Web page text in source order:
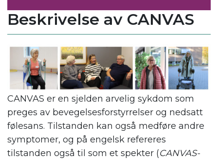
Beskrivelse av CANVAS
CANVAS er en sjelden arvelig sykdom som
preges av bevegelsesforstyrrelser og nedsatt
følesans. Tilstanden kan også medføre andre
symptomer, og på engelsk refereres
tilstanden også til som et spekter (CANVAS-